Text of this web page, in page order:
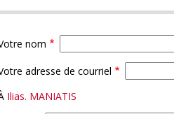
nom
adresse de courriel
Ilias. MANIATIS